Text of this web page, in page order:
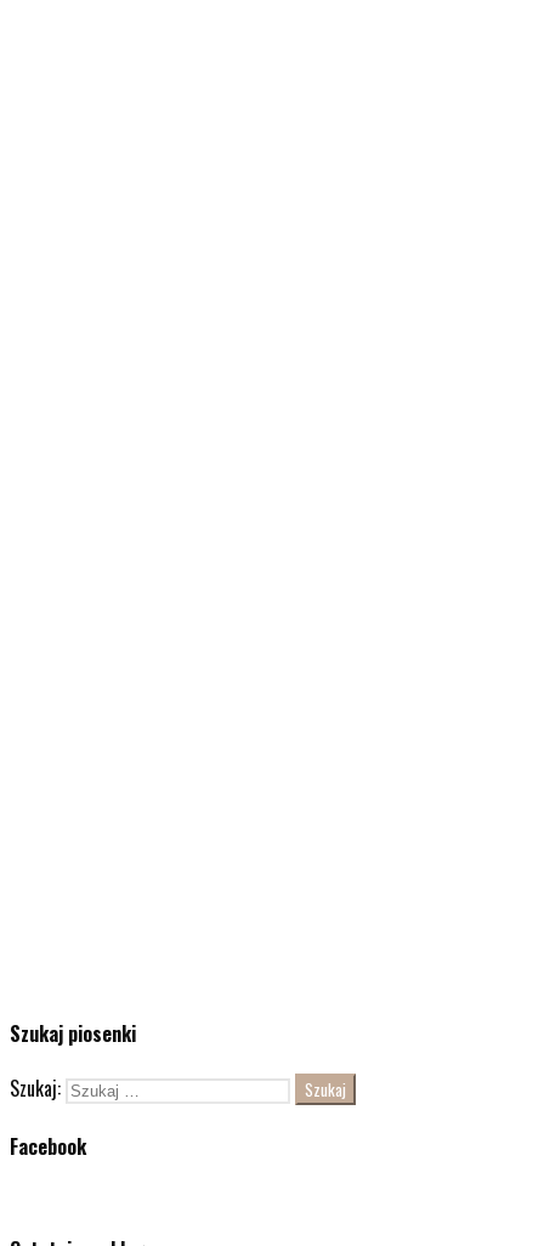
Szukaj piosenki
Szukaj:
Facebook